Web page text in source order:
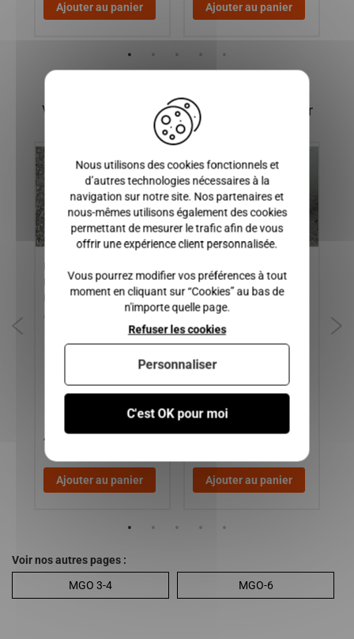
Ajouter au panier Ajouter au panier
Vous pourriez également être intéressé par
POUR MOTEUR YANMAR,
MICROCAR / JDM / BELLIER
40,00 €
Ajouter au panier
MICROCAR MGO 1, MGO 2
95,00 €
Ajouter au panier
Voir nos autres pages :
MGO 3-4
MGO-6
Nous utilisons des cookies fonctionnels et
d’autres technologies nécessaires à la
navigation sur notre site. Nos partenaires et
nous-mêmes utilisons également des cookies
permettant de mesurer le trafic afin de vous
offrir une expérience client personnalisée.
Vous pourrez modifier vos préférences à tout
moment en cliquant sur “Cookies” au bas de
n'importe quelle page.
C'est OK pour moi
Refuser les cookies
Personnaliser